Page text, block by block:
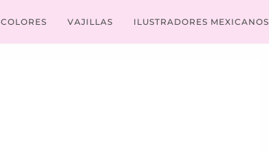
COLORES VAJILLAS ILUSTRADORES MEXICANOS